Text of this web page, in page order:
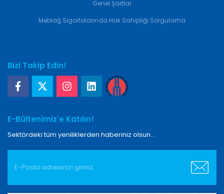
Genel Şartlar
Meblağ Sigortalarında Hak Sahipliği Sorgulama
Bizi Takip Edin!
E-Bültenimiz'e Katılın!
Sektördeki tüm yeniliklerden haberiniz olsun...